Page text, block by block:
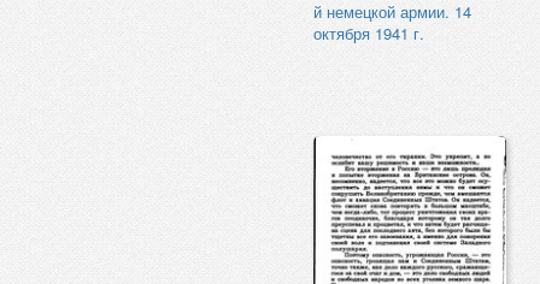
й немецкой армии. 14
октября 1941 г.